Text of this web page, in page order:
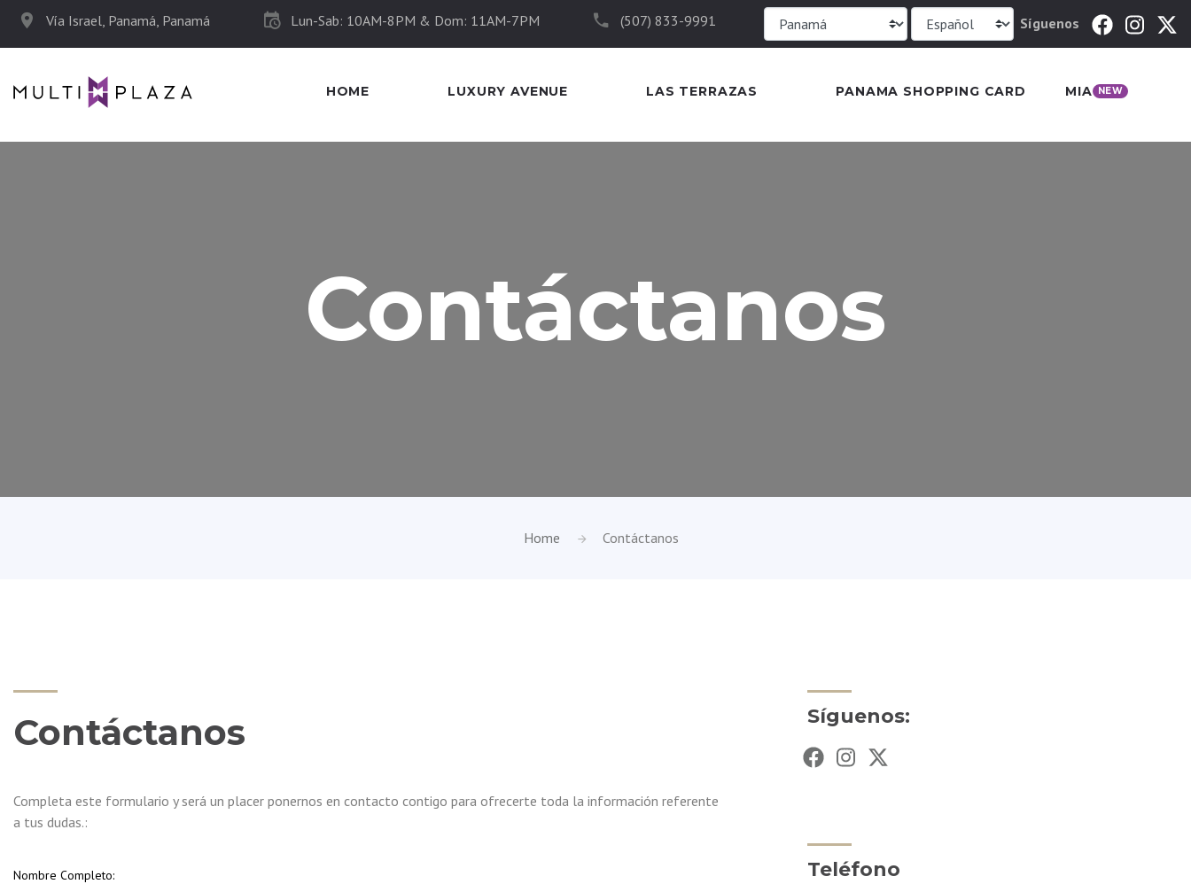
Vía Israel, Panamá, Panamá Lun-Sab: 10AM-8PM & Dom: 11AM-7PM (507) 833-9991 Síguenos
HOME LUXURY AVENUE LAS TERRAZAS PANAMA SHOPPING CARD MIA NEW
Contáctanos
Home Contáctanos
Contáctanos
Completa este formulario y será un placer ponernos en contacto contigo para ofrecerte toda la información referente
a tus dudas.:
Nombre Completo:
Síguenos:
Teléfono